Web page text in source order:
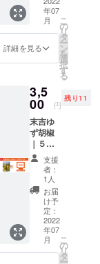
Dining を設
立。
ごんまを盛
い！という
企業コンセ
プトとの重
なりを感じ
2012.04
かごっまふ
るさと屋台
村内に【 桜
島マグマ
ぐっつぐつ
】 をオープ
公序良
俗に反
さない
でお願
い致し
不可で
す）。
・掲載
可能な
お名前
ム）を
15文字
以内で
備考欄
へご記
入くだ
さい。
・公序
良俗に
反さな
いお名
前でお
願い致
しま
す。
致しま
す（希
望者の
み／
ニック
可能な
お名前
（又は
ニック
ネー
ム）を
10文字
以内で
備考欄
へご記
入くだ
さい。
・掲載
不要の
方は備
考欄へ
サイズ
／S・
M・L・
XL
******H
Pへのお
載につ
いて
****** ・
株式会
社グッ
ドフェ
ローズ
ダイニ
ングの
HP内に
お名前
を掲載
致しま
す（希
望者の
み／
年07
月
詳細を見る
こ
の
リ
タ
ー
ン
を
選
択
す
る
3,5
00 円
残り11
末吉ゆ
ず胡椒
｜５個
セット
（限定
12セッ
ト）
【そお
市認定
ブラン
ド】 霧
島盆地
で育っ
支援
者：
1人
お届
け予
定：
2022
年07
月
こ
の
リ
タ
ー